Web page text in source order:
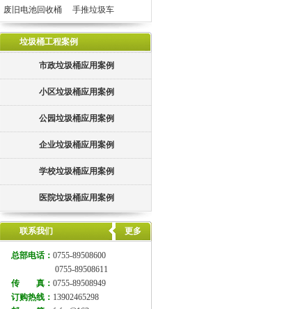
废旧电池回收桶
手推垃圾车
垃圾桶工程案例
市政垃圾桶应用案例
小区垃圾桶应用案例
公园垃圾桶应用案例
企业垃圾桶应用案例
学校垃圾桶应用案例
医院垃圾桶应用案例